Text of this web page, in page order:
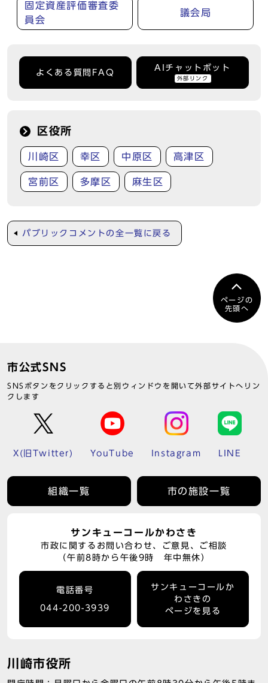
固定資産評価審査委
員会
議会局
よくある質問FAQ
AIチャットボット
外部リンク
区役所
川崎区 幸区 中原区 高津区
宮前区 多摩区 麻生区
パブリックコメントの全一覧に戻る
ページの
先頭へ
市公式SNS
SNSボタンをクリックすると別ウィンドウを開いて外部サイトへリン
クします
X(旧Twitter) YouTube Instagram LINE
組織一覧 市の施設一覧
サンキューコールかわさき
市政に関するお問い合わせ、ご意見、ご相談
（午前8時から午後9時 年中無休）
電話番号
044-200-3939
サンキューコールか
わさきの
ページを見る
川崎市役所